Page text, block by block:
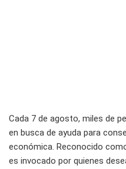
Cada 7 de agosto, miles de
en busca de ayuda para
económica. Reconocido
es invocado por quienes